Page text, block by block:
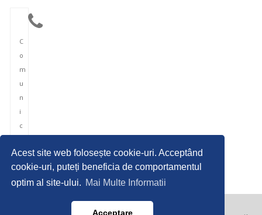
Acest site web folosește cookie-uri. Acceptând
cookie-uri, puteți beneficia de comportamentul
optim al site-ului. Mai Multe Informatii
Acceptare
C
o
m
u
n
i
c
r
e